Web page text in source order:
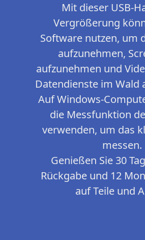
Mit dieser USB-
Vergrößerung
Software nutzen, um
aufzunehmen,
aufzunehmen und
Datendienste im Wald
Auf Windows-
die Messfunktion
verwenden, um das
messen.
Genießen Sie 30
Rückgabe und 12
auf Teile und